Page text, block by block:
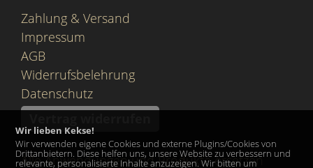
Zahlung & Versand
Impressum
AGB
Widerrufsbelehrung
Datenschutz
Alle Anwendungen und Produkte ersetzen
Wir lieben Kekse!
Wir verwenden eigene Cookies und externe Plugins/Cookies von
Drittanbietern. Diese helfen uns, unsere Website zu verbessern und
relevante, personalisierte Inhalte anzuzeigen. Wir bitten um